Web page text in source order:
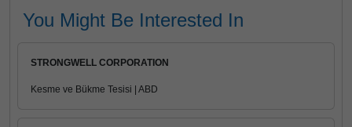
You Might Be Interested In
STRONGWELL CORPORATION
Kesme ve Bükme Tesisi | ABD